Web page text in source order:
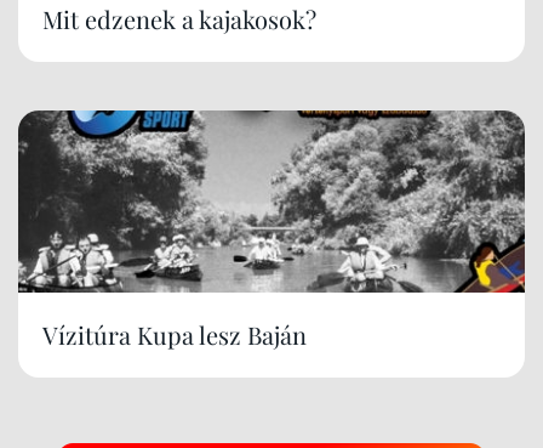
Mit edzenek a kajakosok?
Vízitúra Kupa lesz Baján